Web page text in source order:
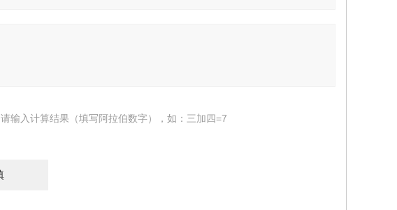
请输入计算结果（填写阿拉伯数字），如：三加四=7